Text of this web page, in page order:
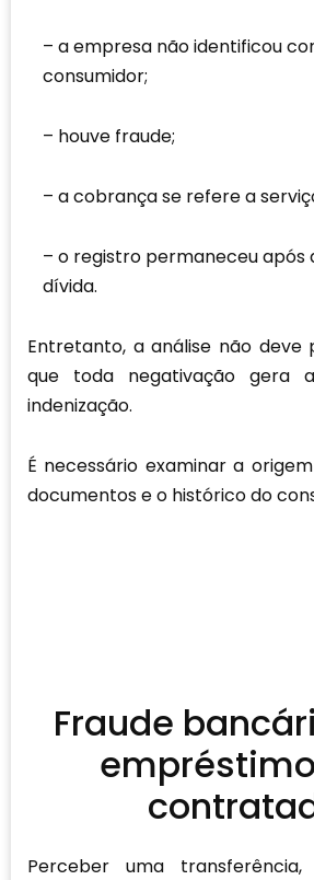
a empresa não identificou
consumidor;
houve fraude;
a cobrança se refere a
o registro permaneceu após
dívida.
Entretanto, a análise não deve
que toda negativação gera
indenização.
É necessário examinar a
documentos e o histórico do
Fraude
Perceber uma